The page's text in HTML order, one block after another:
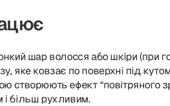
шар волосся або шкіри (при
яке ковзає по поверхні під
створюють ефект “повітряного
більш рухливим.